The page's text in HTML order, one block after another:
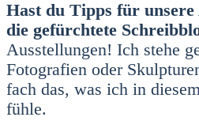
Hast du Tipps für
die gefürch­te­te
Aus­stel­lun­gen! Ich ste­he
Foto­gra­fien oder
fach das, was ich in
füh­le.